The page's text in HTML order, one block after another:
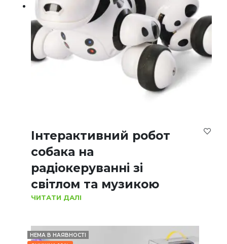
Інтерактивний робот
собака на
радіокеруванні зі
світлом та музикою
ЧИТАТИ ДАЛІ
НЕМА В НАЯВНОСТІ